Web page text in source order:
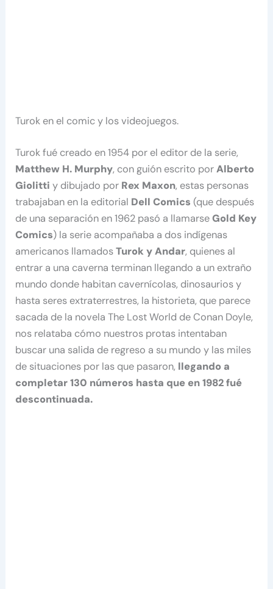
Turok en el comic y los videojuegos.
Turok fué creado en 1954 por el editor de la serie,
Matthew H. Murphy, con guión escrito porAlberto
Giolitti y dibujado por Rex Maxon, estas personas
trabajaban en la editorial Dell Comics (que después
de una separación en 1962 pasó a llamarseGold Key
Comics) la serie acompañaba a dos indígenas
americanos llamadosTurok y Andar, quienes al
entrar a una caverna terminan llegando a un extraño
mundo donde habitan cavernícolas, dinosaurios y
hasta seres extraterrestres, la historieta, que parece
sacada de la novela The Lost World de Conan Doyle,
nos relataba cómo nuestros protas intentaban
buscar una salida de regreso a su mundo y las miles
de situaciones por las que pasaron, llegando a
completar 130 números hasta que en 1982 fué
descontinuada.